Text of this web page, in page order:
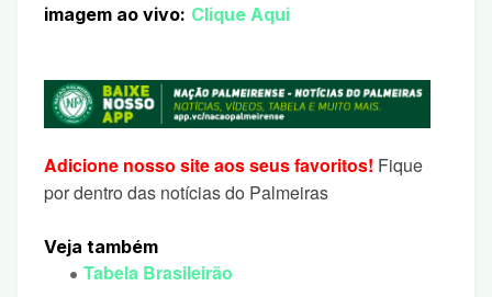
imagem ao vivo: Clique Aqui
Adicione nosso site aos seus favoritos! Fique
por dentro das notícias do Palmeiras
Veja também
Tabela Brasileirão